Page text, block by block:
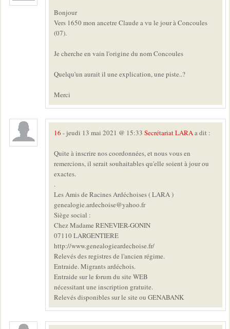
Bonjour
Vers 1650 mon ancetre Claude a vu le jour à Concoules
(07).
Je cherche en vain l'origine du nom Concoules
Quelqu'un aurait il une explication, une piste..?
Merci
16 - jeudi 13 mai 2021 @ 15:33 Secrétariat LARAa dit :
Quite à inscrire nos coordonnées, et nous vous en
remercions, il serait souhaitables qu'elle soient à jour ou
exactes.
.
Les Amis de Racines Ardéchoises ( LARA )
genealogie.ardechoise@yahoo.fr
Siège social :
Chez Madame RENEVIER-GONIN
07110 LARGENTIERE
http://www.genealogieardechoise.fr/
Relevés des registres de l'ancien régime.
Entraide. Migrants ardéchois.
Entraide sur le forum du site WEB
nécessitant une inscription gratuite.
Relevés disponibles sur le site ou GENABANK